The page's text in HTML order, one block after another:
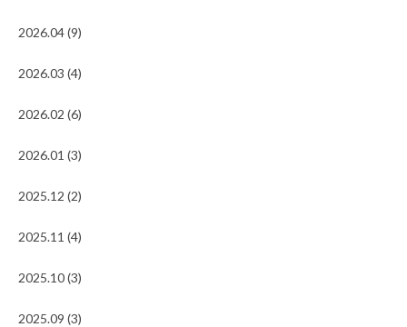
2026.04 (9)
2026.03 (4)
2026.02 (6)
2026.01 (3)
2025.12 (2)
2025.11 (4)
2025.10 (3)
2025.09 (3)